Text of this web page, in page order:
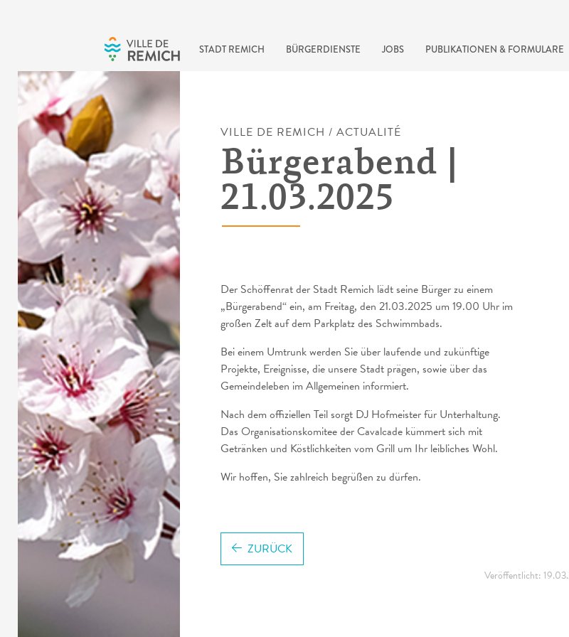
STADT REMICH BÜRGERDIENSTE JOBS PUBLIKATIONEN & FORMULARE
VILLE DE REMICH / ACTUALITÉ
Bürgerabend |
21.03.2025
Veröffentlicht:
Der Schöffenrat der Stadt Remich lädt seine Bürger zu einem
„Bürgerabend“ ein, am Freitag, den 21.03.2025 um 19.00 Uhr im
großen Zelt auf dem Parkplatz des Schwimmbads.
Bei einem Umtrunk werden Sie über laufende und zukünftige
Projekte, Ereignisse, die unsere Stadt prägen, sowie über das
Gemeindeleben im Allgemeinen informiert.
Nach dem offiziellen Teil sorgt DJ Hofmeister für Unterhaltung.
Das Organisationskomitee der Cavalcade kümmert sich mit
Getränken und Köstlichkeiten vom Grill um Ihr leibliches Wohl.
Wir hoffen, Sie zahlreich begrüßen zu dürfen.
ZURÜCK